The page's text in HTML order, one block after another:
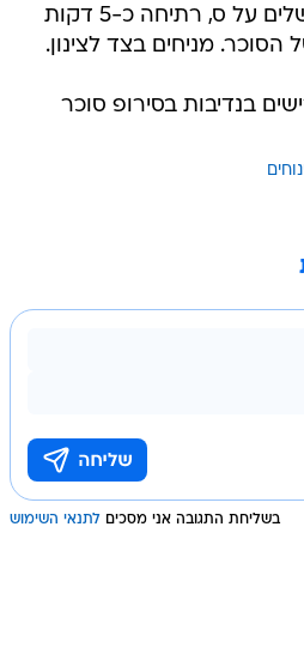
הסירופ בסיר קטן ומבשלים על ס, רתיחה כ-5 דקות
מניחים בצד לצינון.
בנדיבות בסירופ סוכר
בשליחת התגובה אני מסכים לתנאי השימוש